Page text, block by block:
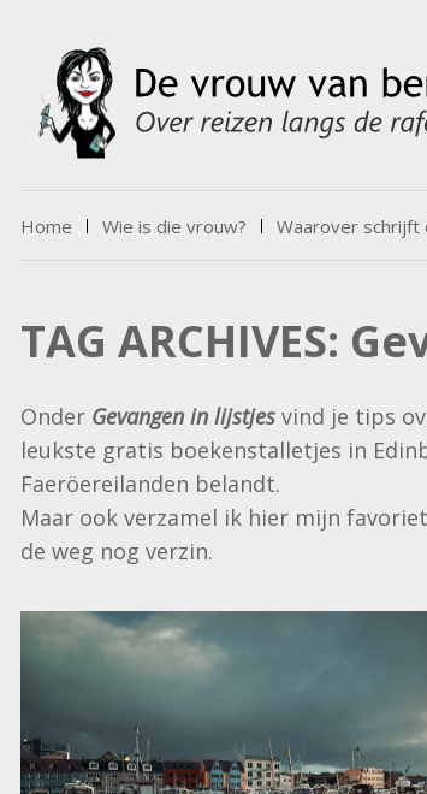
Menu
Skip to content
Home Wie is die vrouw? Waarover schrijft
TAG ARCHIVES:
Onder Gevangen in lijstjes vind je tips
leukste gratis boekenstalletjes in
Faeröereilanden belandt.
Maar ook verzamel ik hier mijn
de weg nog verzin.